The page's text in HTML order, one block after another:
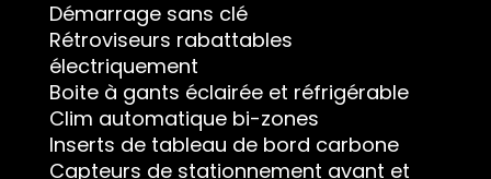
Démarrage sans clé
Rétroviseurs rabattables
électriquement
Boite à gants éclairée et réfrigérable
Clim automatique bi-zones
Inserts de tableau de bord carbone
Capteurs de stationnement avant et